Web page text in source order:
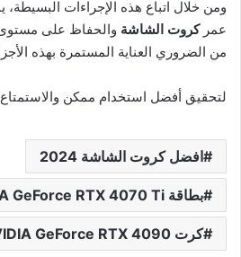
ومن خلال اتباع هذه الإجراءات
عمركروت الشاشة والحفاظ على
من الضروري العناية المستمرة بهذه
لتحقيق أفضل استخدام ممكن والاستمتاع
افضل كروت الشاشة 2024
بطاقة NVIDIA GeForce RTX 4070 Ti
كرت NVIDIA GeForce RTX 4090